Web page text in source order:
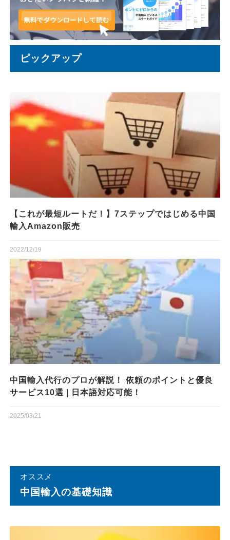
ピックアップ
【これが最短ルートだ！】7ステップではじめる中国
輸入Amazon販売
2022/12/19
中国輸入代行のプロが解説！ 依頼のポイントと優良
サービス10選 | 日本語対応可能！
2025/03/21
オススメ
中国輸⼊の基礎知識